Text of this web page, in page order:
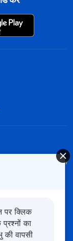
चाहते हैं?
और अधिक
पर क्लिक
का
वापसी